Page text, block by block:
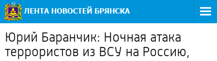
Юрий Баранчик: Ночная атака
террористов из ВСУ на Россию,